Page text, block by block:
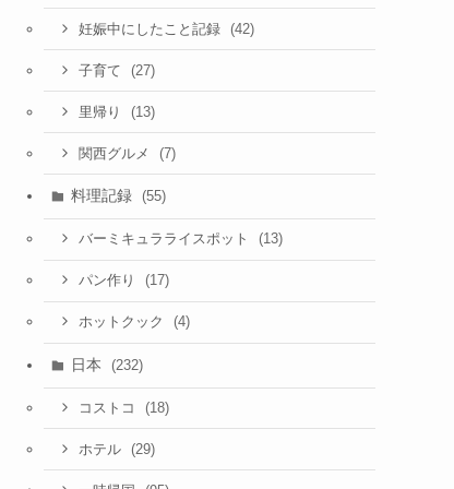
妊娠中にしたこと記録 (42)
子育て (27)
里帰り (13)
関西グルメ (7)
料理記録 (55)
バーミキュラライスポット (13)
パン作り (17)
ホットクック (4)
日本 (232)
コストコ (18)
ホテル (29)